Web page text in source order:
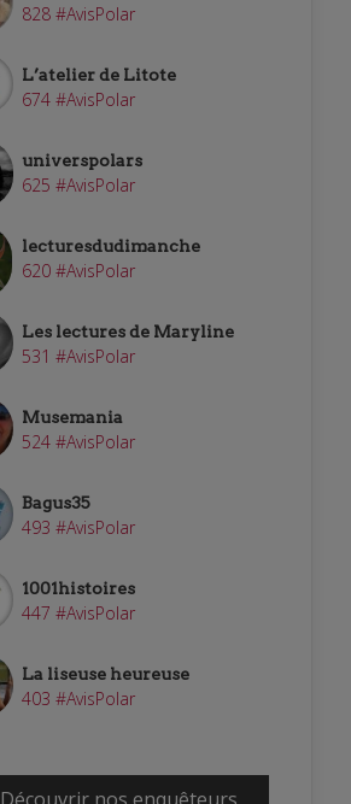
828 #AvisPolar
L’atelier de Litote
674 #AvisPolar
universpolars
625 #AvisPolar
lecturesdudimanche
620 #AvisPolar
Les lectures de Maryline
531 #AvisPolar
Musemania
524 #AvisPolar
Bagus35
493 #AvisPolar
1001histoires
447 #AvisPolar
La liseuse heureuse
403 #AvisPolar